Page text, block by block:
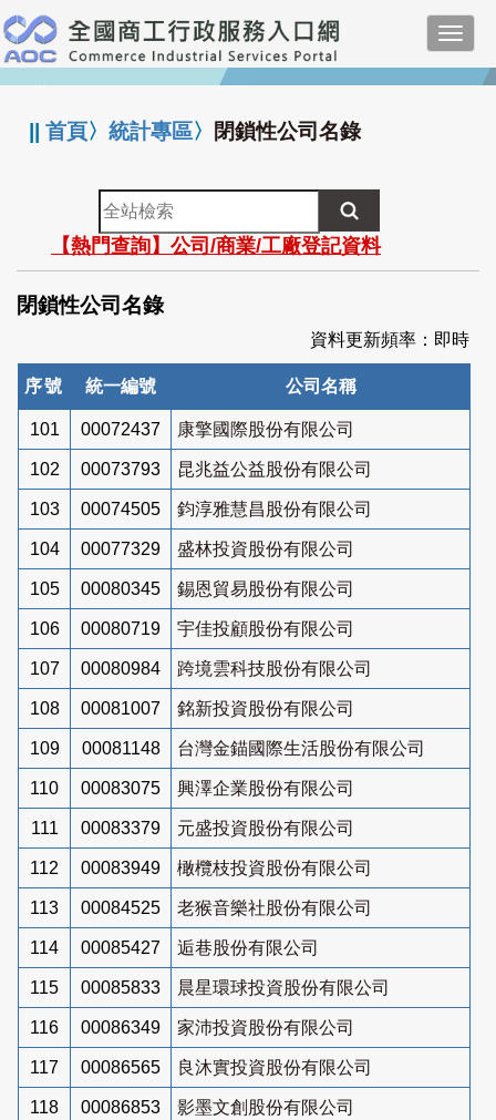
跳
到
主
要
:::
||首頁〉統計專區〉 閉鎖性公司名錄
全
站
檢
索
【熱門查詢】公司/商業/工廠登記資料
閉鎖性公司名錄
資料更新頻率：即時
序號 統一編號 公司名稱
101 00072437 康擎國際股份有限公司
102 00073793 昆兆益公益股份有限公司
103 00074505 鈞淳雅慧昌股份有限公司
104 00077329 盛林投資股份有限公司
105 00080345 錫恩貿易股份有限公司
106 00080719 宇佳投顧股份有限公司
107 00080984 跨境雲科技股份有限公司
108 00081007 銘新投資股份有限公司
109 00081148 台灣金錨國際生活股份有限公司
110 00083075 興澤企業股份有限公司
111 00083379 元盛投資股份有限公司
112 00083949 橄欖枝投資股份有限公司
113 00084525 老猴音樂社股份有限公司
114 00085427 逅巷股份有限公司
115 00085833 晨星環球投資股份有限公司
116 00086349 家沛投資股份有限公司
117 00086565 良沐實投資股份有限公司
118 00086853 影墨文創股份有限公司